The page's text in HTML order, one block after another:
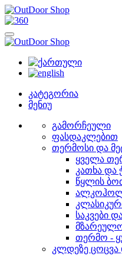
კატეგორია
მენიუ
გამორჩეული
ფასდაკლებით
თერმოსი და
ყველა
კათხა და
წყლის
საკვები
თერმო -
კლდეზე ცოცვა